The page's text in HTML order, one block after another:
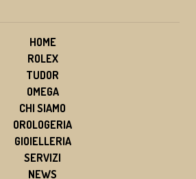
HOME
ROLEX
TUDOR
OMEGA
CHI SIAMO
OROLOGERIA
GIOIELLERIA
SERVIZI
NEWS